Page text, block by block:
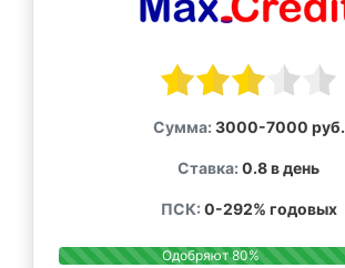
Сумма: 3000-7000 руб.
Ставка: 0.8 в день
ПСК: 0-292% годовых
Одобряют 80%